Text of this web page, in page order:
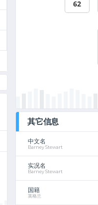
62
其它信息
中文名
Barney Stewart
实况名
Barney Stewart
国籍
英格兰